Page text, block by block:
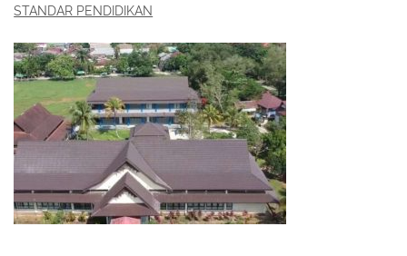
STANDAR PENDIDIKAN